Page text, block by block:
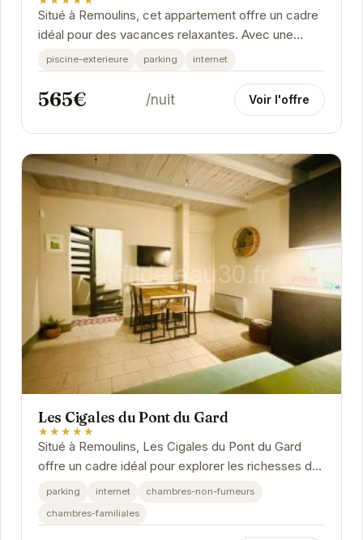
Situé à Remoulins, cet appartement offre un cadre
idéal pour des vacances relaxantes. Avec une
piscine extérieure, un parking et une connexion...
piscine-exterieure parking internet
565€ /nuit Voir l'offre
Les Cigales du Pont du Gard
★★★★★
Situé à Remoulins, Les Cigales du Pont du Gard
offre un cadre idéal pour explorer les richesses de
la Provence. À proximité du célèbre Pont du...
parking internet
chambres-non-fumeurs
chambres-familiales